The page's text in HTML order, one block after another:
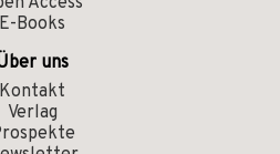
E-Books
uns
Kontakt
Verlag